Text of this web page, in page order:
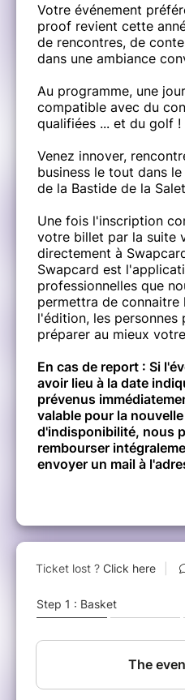
Votre événement
proof revient cette
de rencontres, de
dans une ambiance
Au programme, une
compatible avec du
qualifiées ... et du golf !
Venez innover,
business le tout dans
de la Bastide de la
Une fois l'inscription
votre billet par la suite
directement à
Swapcard est
professionnelles que
permettra de connaitre
l'édition, les personnes
préparer au mieux
En cas de report : Si
avoir lieu à la date
prévenus
valable pour la
d'indisponibilité, nous
rembourser
envoyer un mail à